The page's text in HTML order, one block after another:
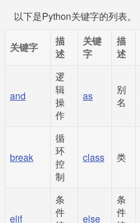
以下是Python关键字的列表。
关键字
描
述
关键
字
描
述
and
逻
辑
操
作
as
别
名
break
循
环
控
制
class 类
elif
条
件
else
条
件